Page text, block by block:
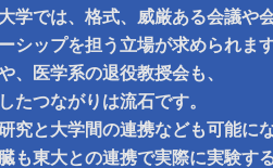
学では、格式、威厳ある会議や
シップを担う立場が求められま
、医学系の退役教授会も、
たつながりは流石です。
究と大学間の連携なども可能に
も東大との連携で実際に実験す